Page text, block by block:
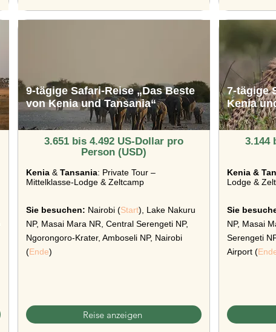
9-tägige Safari-Reise „Das Beste
von Kenia und Tansania“
3.651 bis 4.492 US-Dollar pro
Person (USD)
Kenia & Tansania: Private Tour –
Mittelklasse-Lodge & Zeltcamp
Sie besuchen: Nairobi (Start), Lake Nakuru
NP, Masai Mara NR, Central Serengeti NP,
Ngorongoro-Krater, Amboseli NP, Nairobi
(Ende)
Reise anzeigen
7-tägige
Kenia
3.144
Kenia &
Lodge &
Sie
NP, Masai
Serengeti
Airport (